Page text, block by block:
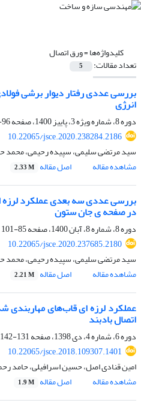
کلیدواژه‌ها =ورق اتصال
تعداد مقالات: 5
بررسی عددی رفتار دیوار برشی
انرژی
دوره 8، شماره ویژه 3، پاییز 1400، صفحه
96-116
10.22065/jsce.2020.238284.2186
سید مرتضی سلیمی، سپیده رحیمی، محمد
مشاهده مقاله
اصل مقاله 2.33 M
بررسی عددی سه بعدی عملکرد لرزه
در صفحه ی جان ستون
دوره 8، شماره 8، آبان 1400، صفحه
85-101
10.22065/jsce.2020.237685.2180
سید مرتضی سلیمی، سپیده رحیمی، محمد
مشاهده مقاله
اصل مقاله 2.21 M
عملکرد لرزه ای قاب‌های مهاربندی
اتصال بادبند
دوره 6، شماره 4، دی 1398، صفحه
131-142
10.22065/jsce.2018.109307.1401
امین قنادی اصل، حسین اسرافیلی، حامد
مشاهده مقاله
اصل مقاله 1.9 M